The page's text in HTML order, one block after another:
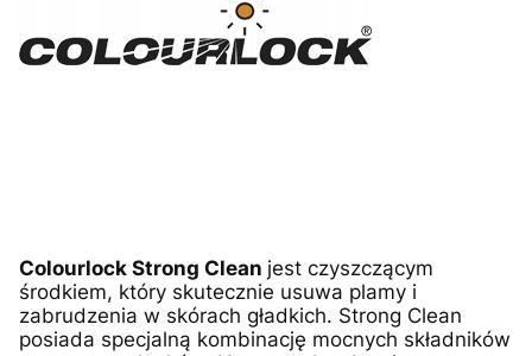
Colourlock Strong Clean jest czyszczącym
środkiem, który skutecznie usuwa plamy i
zabrudzenia w skórach gładkich. Strong Clean
posiada specjalną kombinację mocnych składników